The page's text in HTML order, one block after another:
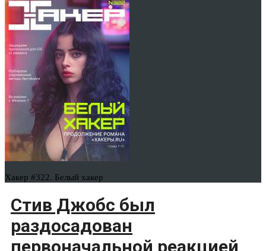
Хакер #322. Белый хакер
Стив Джобс был
раздосадован
первоначальной реакцией